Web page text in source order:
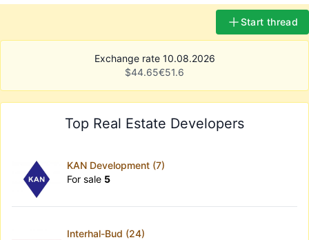
Start thread
Exchange rate 10.08.2026
$44.65€51.6
Top Real Estate Developers
KAN Development (7)
For sale 5
Interhal-Bud (24)